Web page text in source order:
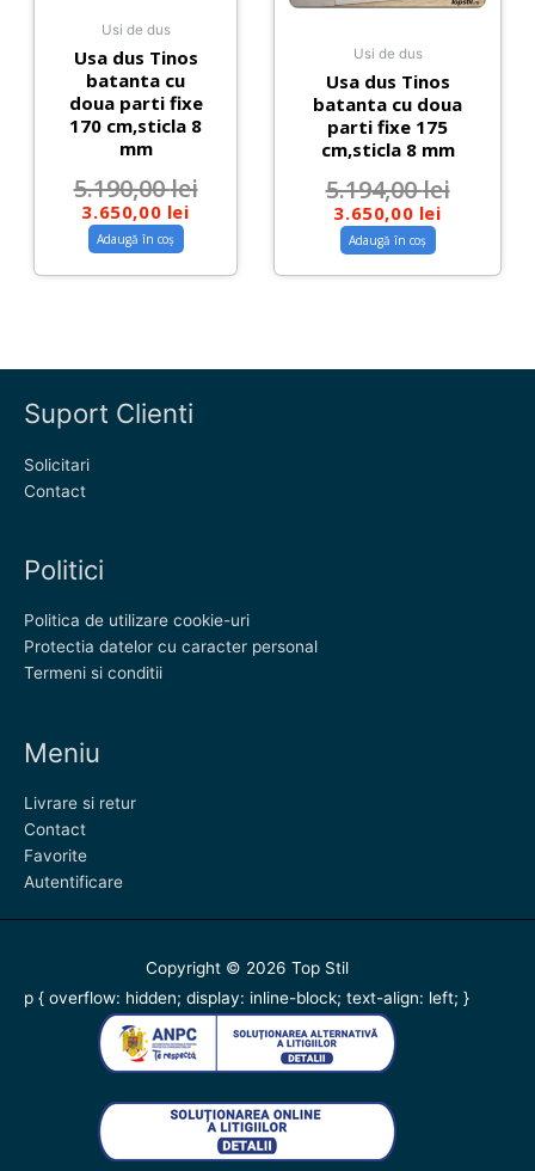
Usi de dus
Usa dus Tinos
batanta cu
doua parti fixe
170 cm,sticla 8
mm
5.190,00lei
3.650,00 lei
Adaugă în coș
Usi de dus
Usa dus Tinos
batanta cu doua
parti fixe 175
cm,sticla 8 mm
5.194,00lei
3.650,00 lei
Adaugă în coș
Suport Clienti
Solicitari
Contact
Politici
Politica de utilizare cookie-uri
Protectia datelor cu caracter personal
Termeni si conditii
Meniu
Livrare si retur
Contact
Favorite
Autentificare
Copyright © 2026 Top Stil
p { overflow: hidden; display: inline-block; text-align: left; }